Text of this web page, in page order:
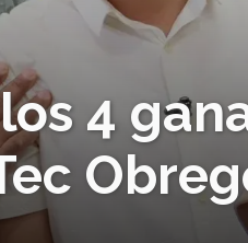
4